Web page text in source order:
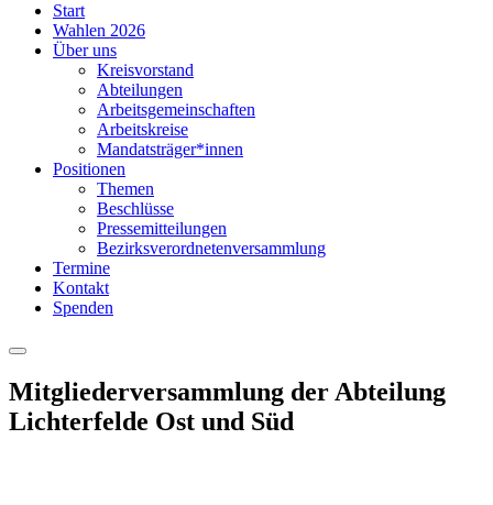
Start
Wahlen 2026
Über uns
Kreisvorstand
Abteilungen
Arbeitsgemeinschaften
Arbeitskreise
Mandatsträger*innen
Positionen
Themen
Beschlüsse
Pressemitteilungen
Bezirksverordnetenversammlung
Termine
Kontakt
Spenden
Menu
Mitgliederversammlung der Abteilung
Lichterfelde Ost und Süd